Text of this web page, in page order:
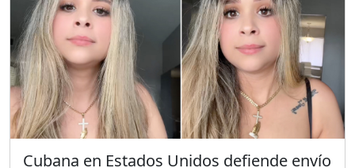
Cubana en Estados Unidos defiende envío